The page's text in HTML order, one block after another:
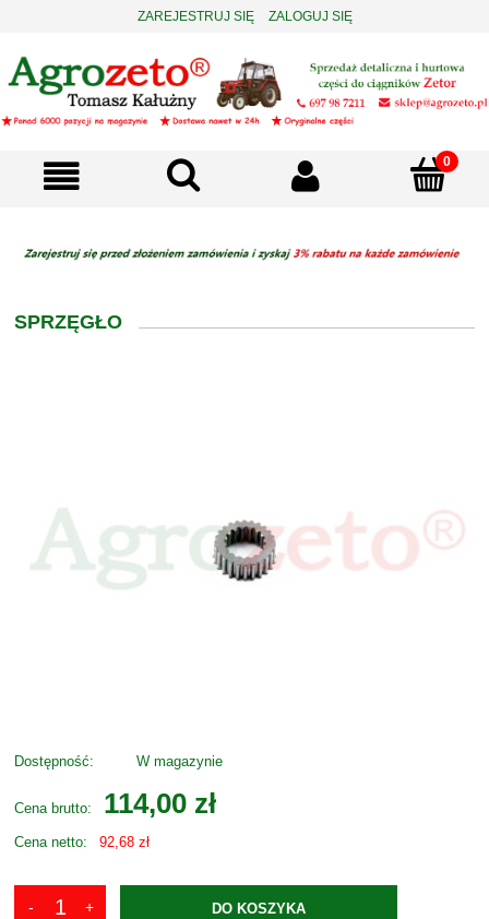
ZAREJESTRUJ SIĘ ZALOGUJ SIĘ
SPRZĘGŁO
Dostępność: W magazynie
Cena brutto: 114,00 zł
Cena netto: 92,68 zł
DO KOSZYKA